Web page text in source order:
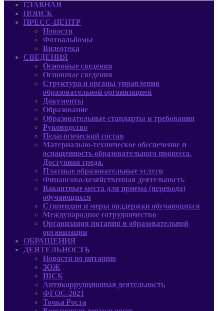
ГЛАВНАЯ
ПОИСК
ПРЕСС-ЦЕНТР
Новости
Фотоальбомы
Видеотека
СВЕДЕНИЯ
Основные сведения
Основные сведения
Структура и органы управления
образовательной организацией
Документы
Образование
Образовательные стандарты и требования
Руководcтво
Педагогический состав
Материально-техническое обеспечение и
оснащенность образовательного процесса.
Доступная среда.
Платные образовательные услуги
Финансово-хозяйственная деятельность
Вакантные места для приема (перевода)
обучающихся
Стипендии и меры поддержки обучающихся
Международное сотрудничество
Организация питания в образовательной
организации
ОБРАЩЕНИЯ
ДЕЯТЕЛЬНОСТЬ
Новости по питанию
ЗОЖ
ШСК
Антикоррупционная деятельность
ФГОС-2021
Точка Роста